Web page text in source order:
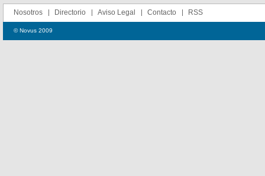
Nosotros Directorio Aviso Legal Contacto RSS
© Novus 2009